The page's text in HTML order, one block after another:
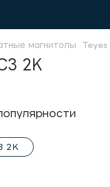
магнитолы Teyes
2K
2K